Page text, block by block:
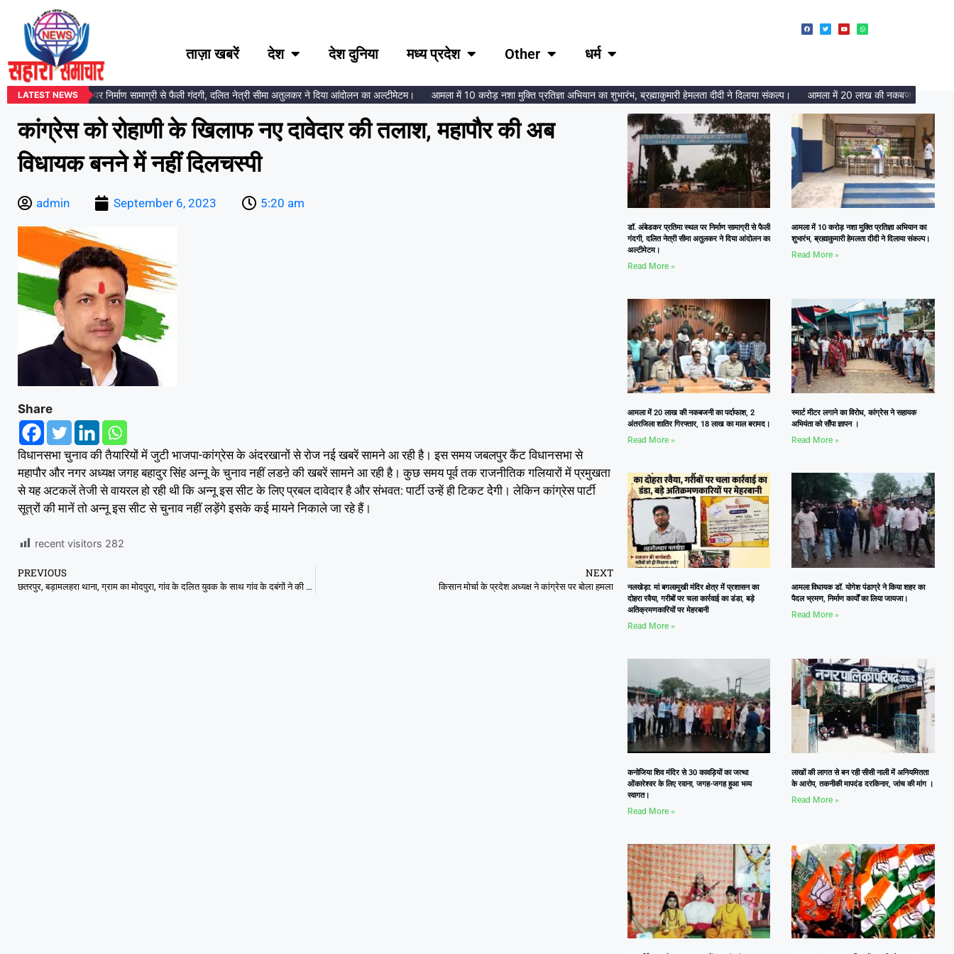
ताज़ा खबरें देश देश दुनिया मध्य प्रदेश Other धर्म
LATEST NEWS
प्रतिमा स्थल पर निर्माण सामाग्री से फैली गंदगी, दलित नेत्री सीमा अतुलकर ने दिया आंदोलन का अल्टीमेटम। आमला में 10 करोड़ नशा मुक्ति प्रतिज्ञा अभियान का शुभारंभ, ब्रह्माकुमारी हेमलता दीदी ने दिलाया संकल्प। आमला में 20 लाख की नकबजनी का पर्दाफाश,
कांग्रेस को रोहाणी के खिलाफ नए दावेदार की तलाश, महापौर की अब
विधायक बनने में नहीं दिलचस्पी
admin September 6, 2023 5:20 am
Share
विधानसभा चुनाव की तैयारियों में जुटी भाजपा-कांग्रेस के अंदरखानों से रोज नई खबरें सामने आ रही है। इस समय जबलपुर कैंट विधानसभा से
महापौर और नगर अध्यक्ष जगह बहादुर सिंह अन्नू के चुनाव नहीं लडऩे की खबरें सामने आ रही है। कुछ समय पूर्व तक राजनीतिक गलियारों में प्रमुखता
से यह अटकलें तेजी से वायरल हो रही थी कि अन्नू इस सीट के लिए प्रबल दावेदार है और संभवत: पार्टी उन्हें ही टिकट देेगी। लेकिन कांग्रेस पार्टी
सूत्रों की मानें तो अन्नू इस सीट से चुनाव नहीं लड़ेंगे इसके कई मायने निकाले जा रहे हैं।
recent visitors 282
PREVIOUS
छतरपुर, बड़ामलहरा थाना, ग्राम का मोदपुरा, गांव के दलित युवक के साथ गांव के दबंगों ने की मारपीट
NEXT
किसान मोर्चा के प्रदेश अध्यक्ष ने कांग्रेस पर बोला हमला
डॉ. अंबेडकर प्रतिमा स्थल पर निर्माण सामाग्री से फैली
गंदगी, दलित नेत्री सीमा अतुलकर ने दिया आंदोलन का
अल्टीमेटम।
Read More »
आमला में 10 करोड़ नशा मुक्ति प्रतिज्ञा अभियान का
शुभारंभ, ब्रह्माकुमारी हेमलता दीदी ने दिलाया संकल्प।
Read More »
आमला में 20 लाख की नकबजनी का पर्दाफाश, 2
अंतरजिला शातिर गिरफ्तार, 18 लाख का माल बरामद।
Read More »
स्मार्ट मीटर लगाने का विरोध, कांग्रेस ने सहायक
अभियंता को सौंपा ज्ञापन ।
Read More »
नलखेड़ा: मां बगलामुखी मंदिर क्षेत्र में प्रशासन का
दोहरा रवैया, गरीबों पर चला कार्रवाई का डंडा, बड़े
अतिक्रमणकारियों पर मेहरबानी
Read More »
आमला विधायक डॉ. योगेश पंडाग्रे ने किया शहर का
पैदल भ्रमण, निर्माण कार्यों का लिया जायजा।
Read More »
कनोजिया शिव मंदिर से 30 कावड़ियों का जत्था
ओंकारेश्वर के लिए रवाना, जगह-जगह हुआ भव्य
स्वागत।
Read More »
लाखों की लागत से बन रही सीसी नाली में अनियमितता
के आरोप, तकनीकी मापदंड दरकिनार, जांच की मांग ।
Read More »